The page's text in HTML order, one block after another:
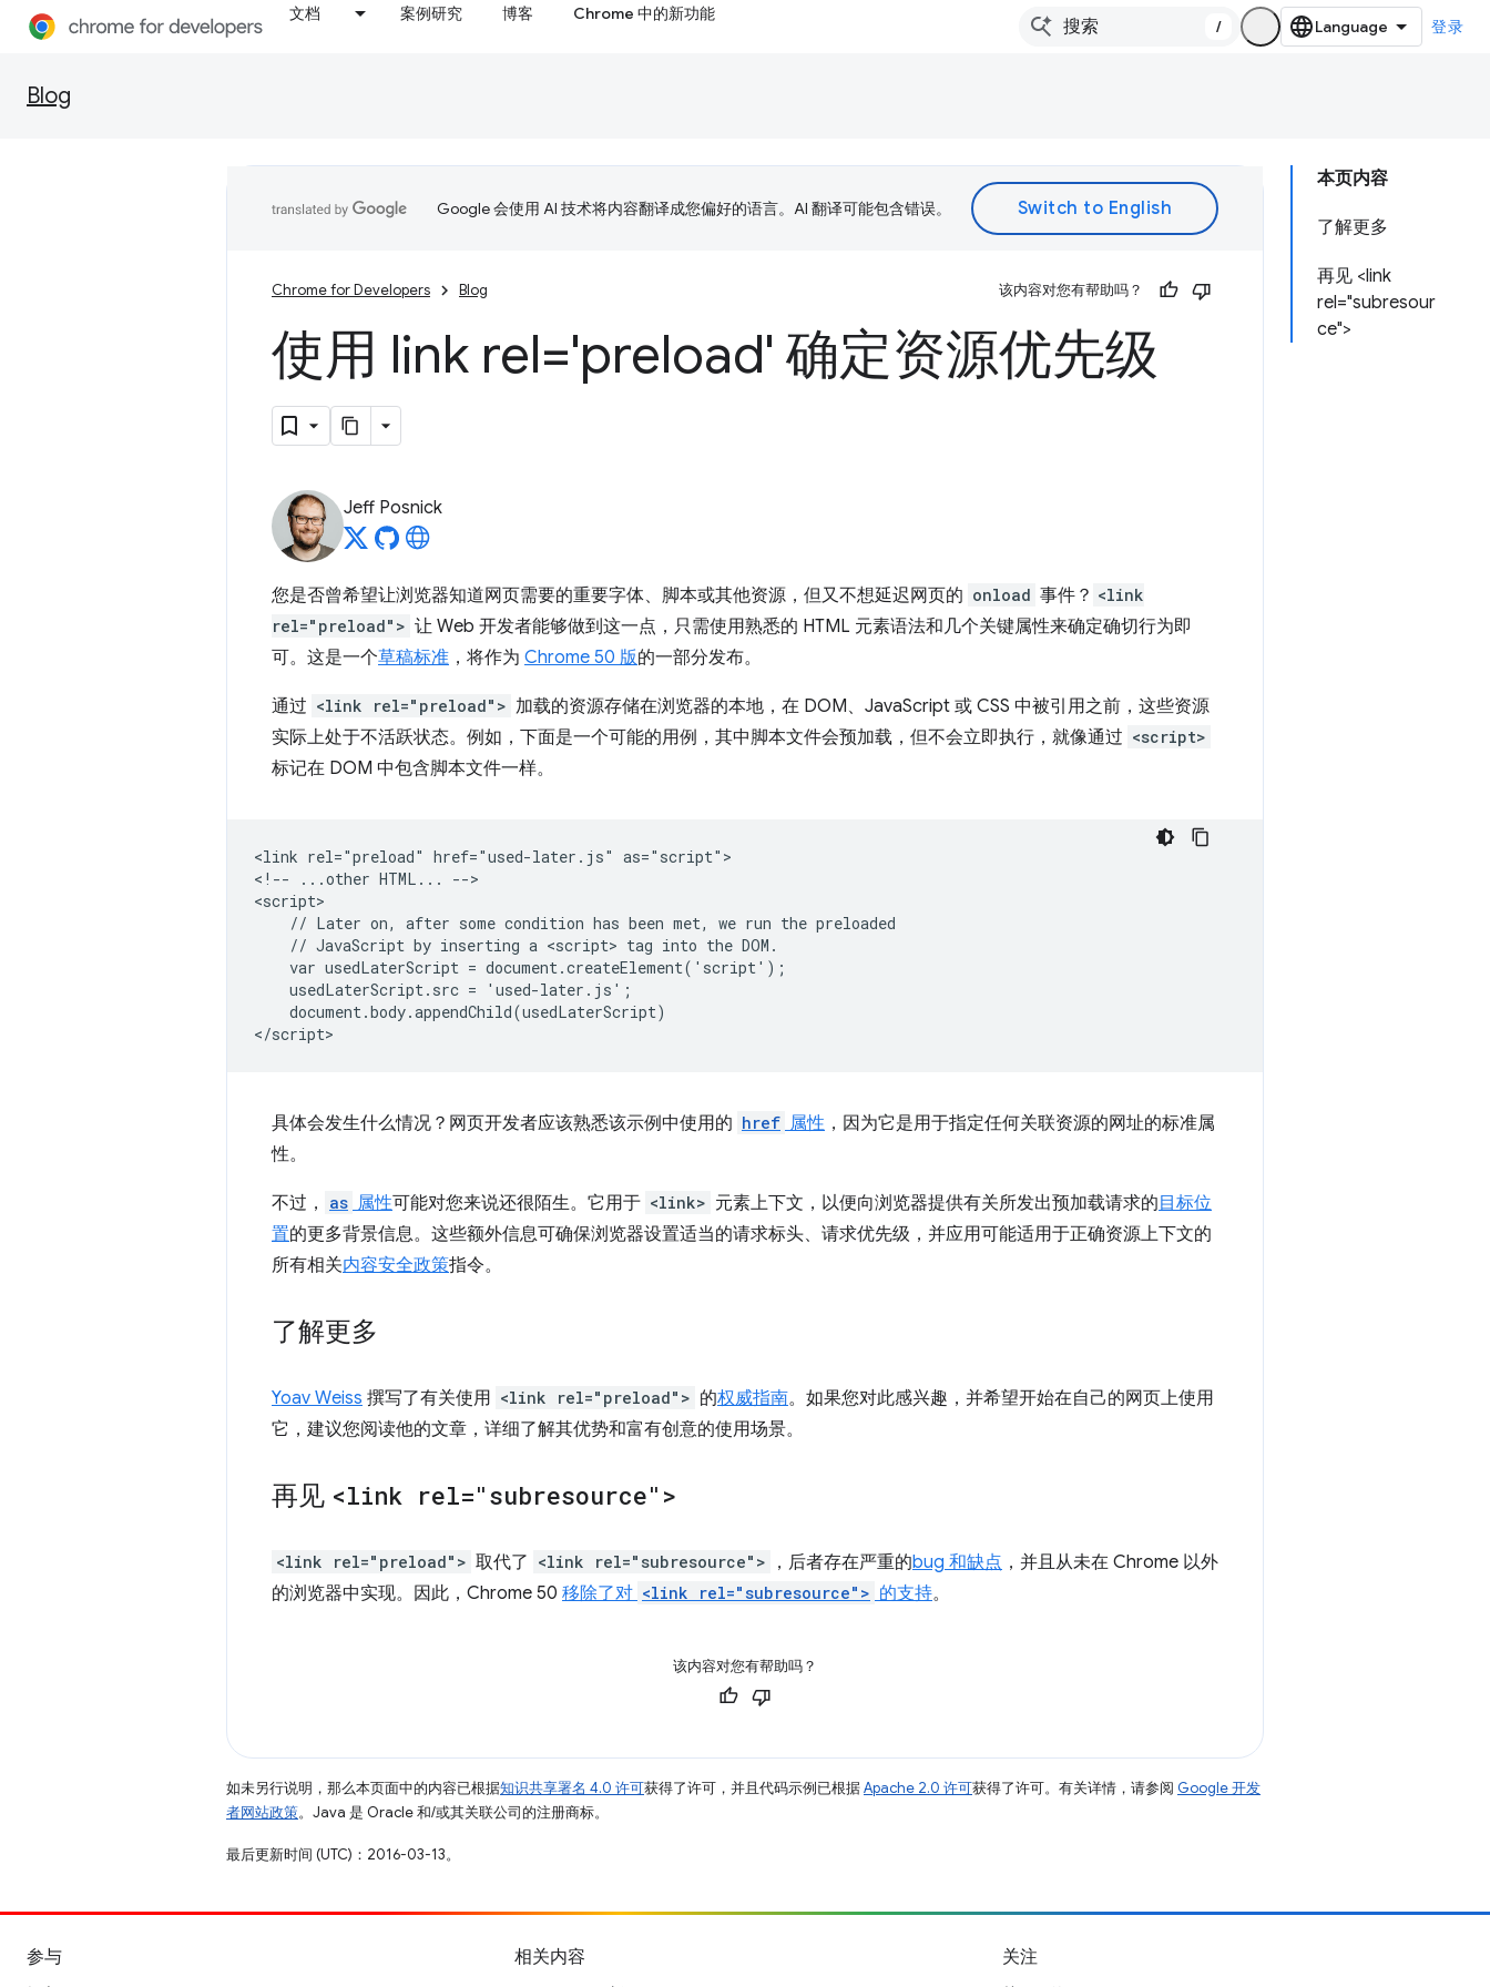
文档 案例研究 博客 Chrome 中的新功能
/ 登录
Blog
本页内容
了解更多
再见 <link
rel="subresour
ce">
Google 会使用 AI 技术将内容翻译成您偏好的语言。AI 翻译可能包含错误。
Chrome for Developers Blog 该内容对您有帮助吗？
使用 link rel='preload' 确定资源优先级
Jeff Posnick
您是否曾希望让浏览器知道网页需要的重要字体、脚本或其他资源，但又不想延迟网页的 onload 事件？ <link
rel="preload"> 让 Web 开发者能够做到这一点，只需使用熟悉的 HTML 元素语法和几个关键属性来确定确切行为即
可。这是一个草稿标准 ，将作为 Chrome 50 版的一部分发布。
通过 <link rel="preload"> 加载的资源存储在浏览器的本地，在 DOM、JavaScript 或 CSS 中被引用之前，这些资源
实际上处于不活跃状态。例如，下面是一个可能的用例，其中脚本文件会预加载，但不会立即执行，就像通过 <script>
标记在 DOM 中包含脚本文件一样。
<link rel="preload" href="used-later.js" as="script">
<!-- ...other HTML... -->
<script>
    // Later on, after some condition has been met, we run the preloaded
    // JavaScript by inserting a <script> tag into the DOM.
    var usedLaterScript = document.createElement('script');
    usedLaterScript.src = 'used-later.js';
    document.body.appendChild(usedLaterScript)
具体会发生什么情况？网页开发者应该熟悉该示例中使用的 href 属性 ，因为它是用于指定任何关联资源的网址的标准属
性。
不过， as 属性可能对您来说还很陌生。它用于 <link> 元素上下文，以便向浏览器提供有关所发出预加载请求的 目标位
置的更多背景信息。这些额外信息可确保浏览器设置适当的请求标头、请求优先级，并应用可能适用于正确资源上下文的
所有相关内容安全政策指令。
了解更多
Yoav Weiss 撰写了有关使用 <link rel="preload"> 的权威指南。如果您对此感兴趣，并希望开始在自己的网页上使用
它，建议您阅读他的文章，详细了解其优势和富有创意的使用场景。
再见 <link rel="subresource">
<link rel="preload"> 取代了 <link rel="subresource"> ，后者存在严重的bug 和缺点 ，并且从未在 Chrome 以外
的浏览器中实现。因此，Chrome 50 移除了对 <link rel="subresource"> 的支持。
该内容对您有帮助吗？
如未另行说明，那么本页面中的内容已根据知识共享署名 4.0 许可获得了许可，并且代码示例已根据Apache 2.0 许可获得了许可。有关详情，请参阅 Google 开发
者网站政策。Java 是 Oracle 和/或其关联公司的注册商标。
最后更新时间 (UTC)：2016-03-13。
参与 相关内容 关注